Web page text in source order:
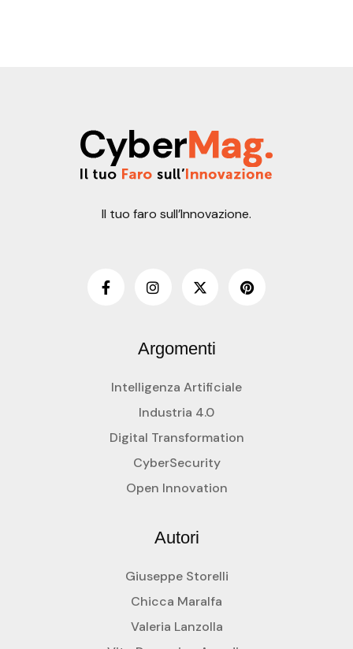
Il tuo faro sull’Innovazione.
Argomenti
Intelligenza Artificiale
Industria 4.0
Digital Transformation
CyberSecurity
Open Innovation
Autori
Giuseppe Storelli
Chicca Maralfa
Valeria Lanzolla